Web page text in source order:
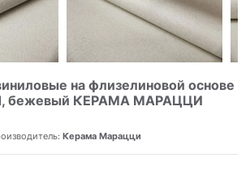
на флизелиновой основе
бежевый КЕРАМА МАРАЦЦИ
Керама Марацци